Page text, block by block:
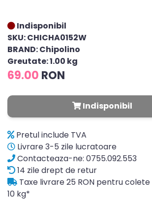
Indisponibil
SKU: CHICHA0152W
BRAND: Chipolino
Greutate: 1.00 kg
69.00 RON
Indisponibil
Pretul include TVA
Livrare 3-5 zile lucratoare
Contacteaza-ne: 0755.092.553
14 zile drept de retur
Taxe livrare 25 RON pentru
10 kg*